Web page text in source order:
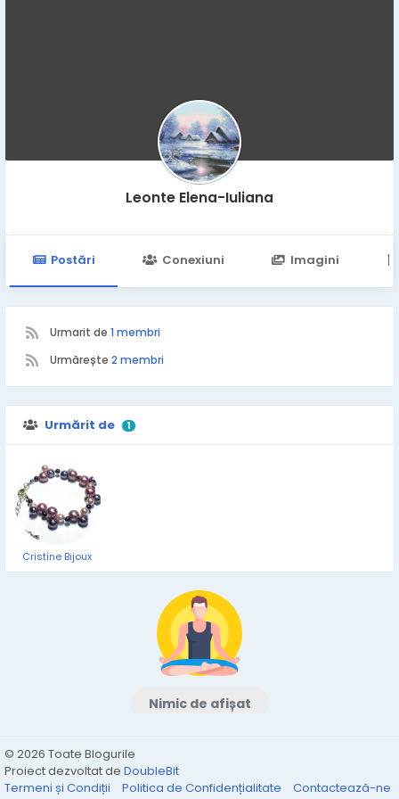
Leonte Elena-Iuliana
Postări Conexiuni Imagini
Urmarit de 1 membri
Urmărește 2 membri
Urmărit de 1
Cristine Bijoux
Nimic de afișat
© 2026 Toate Blogurile
Proiect dezvoltat de DoubleBit
Termeni și Condiții
Politica de Confidențialitate Contactează-ne